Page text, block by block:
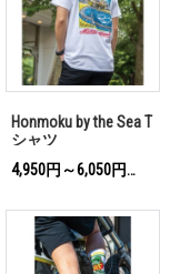
Honmoku by the Sea T
シャツ
4,950円～6,050円
(税込)